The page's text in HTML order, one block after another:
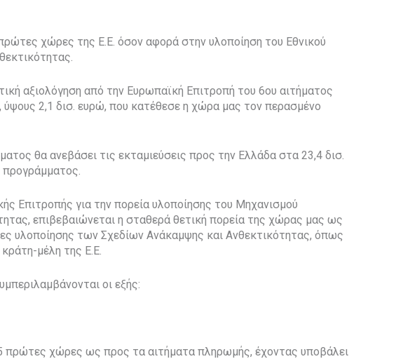
χώρες της Ε.Ε. όσον αφορά στην υλοποίηση του Εθνικού
αξιολόγηση από την Ευρωπαϊκή Επιτροπή του 6ου αιτήματος
2,1 δισ. ευρώ, που κατέθεσε η χώρα μας τον περασμένο
θα ανεβάσει τις εκταμιεύσεις προς την Ελλάδα στα 23,4 δισ.
Επιτροπής για την πορεία υλοποίησης του Μηχανισμού
επιβεβαιώνεται η σταθερά θετική πορεία της χώρας μας ως
υλοποίησης των Σχεδίων Ανάκαμψης και Ανθεκτικότητας, όπως
μέλη της Ε.Ε.
οι εξής:
πρώτες χώρες ως προς τα αιτήματα πληρωμής, έχοντας υποβάλει